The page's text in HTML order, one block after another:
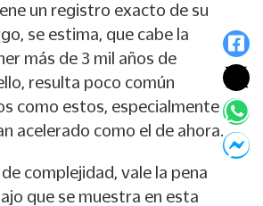
un registro exacto de su
se estima, que cabe la
más de 3 mil años de
resulta poco común
como estos, especialmente
acelerado como el de ahora.
complejidad, vale la pena
que se muestra en esta